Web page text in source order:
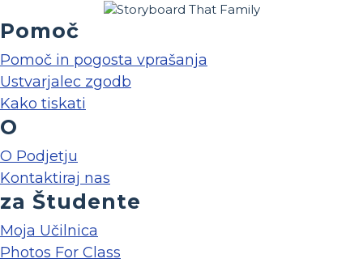
Pomoč
Pomoč in pogosta vprašanja
Ustvarjalec zgodb
Kako tiskati
O
O Podjetju
Kontaktiraj nas
za Študente
Moja Učilnica
Photos For Class